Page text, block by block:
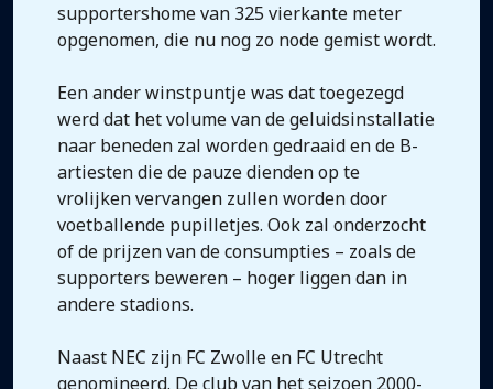
supportershome van 325 vierkante meter
opgenomen, die nu nog zo node gemist wordt.
Een ander winstpuntje was dat toegezegd
werd dat het volume van de geluidsinstallatie
naar beneden zal worden gedraaid en de B-
artiesten die de pauze dienden op te
vrolijken vervangen zullen worden door
voetballende pupilletjes. Ook zal onderzocht
of de prijzen van de consumpties – zoals de
supporters beweren – hoger liggen dan in
andere stadions.
Naast NEC zijn FC Zwolle en FC Utrecht
genomineerd. De club van het seizoen 2000-